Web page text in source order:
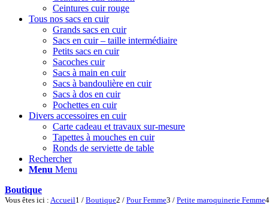
Ceintures cuir rouge
Tous nos sacs en cuir
Grands sacs en cuir
Sacs en cuir – taille intermédiaire
Petits sacs en cuir
Sacoches cuir
Sacs à main en cuir
Sacs à bandoulière en cuir
Sacs à dos en cuir
Pochettes en cuir
Divers accessoires en cuir
Carte cadeau et travaux sur-mesure
Tapettes à mouches en cuir
Ronds de serviette de table
Rechercher
Menu Menu
Boutique
Vous êtes ici : Accueil1 / Boutique2 / Pour Femme3 / Petite maroquinerie Femme4